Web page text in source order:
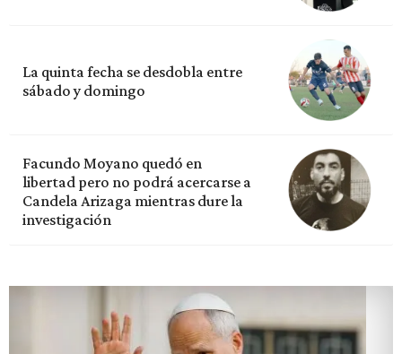
La quinta fecha se desdobla entre
sábado y domingo
Facundo Moyano quedó en
libertad pero no podrá acercarse a
Candela Arizaga mientras dure la
investigación